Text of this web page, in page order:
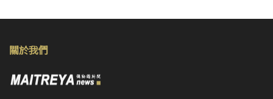
關於我們